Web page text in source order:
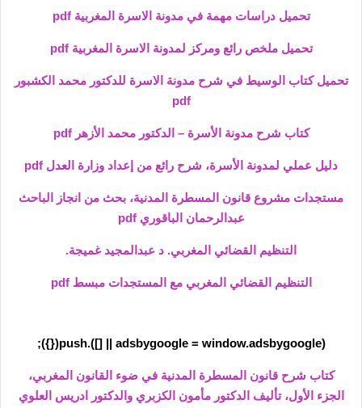
تحميل دراسات مهمة في مدونة الاسرة المغربية pdf
تحميل ملخص رائع ومركز لمدونة الاسرة المغربية pdf
تحميل كتاب الوسيط في شرح مدونة الاسرة للدكتور محمد الكشبور
pdf
كتاب شرح مدونة الأسرة – الدكتور محمد الأزهر pdf
دليل عملي لمدونة الأسرة، شرح رائع من إعداد وزارة العدل pdf
مستجدات مشروع قانون المسطرة المدنية، بحث من انجاز الباحث
عبدالرحمان الباقوري pdf
التنظيم القضائي المغربي. د عبدالمجيد غميجة.
التنظيم القضائي المغربي مع المستجدات مبسط pdf
(adsbygoogle = window.adsbygoogle || []).push({});
كتاب شرح قانون المسطرة المدنية في ضوء القانون المغربي،
الجزء الأول، تأليف الدكتور مأمون الكزبري والدكتور ادريس العلوي